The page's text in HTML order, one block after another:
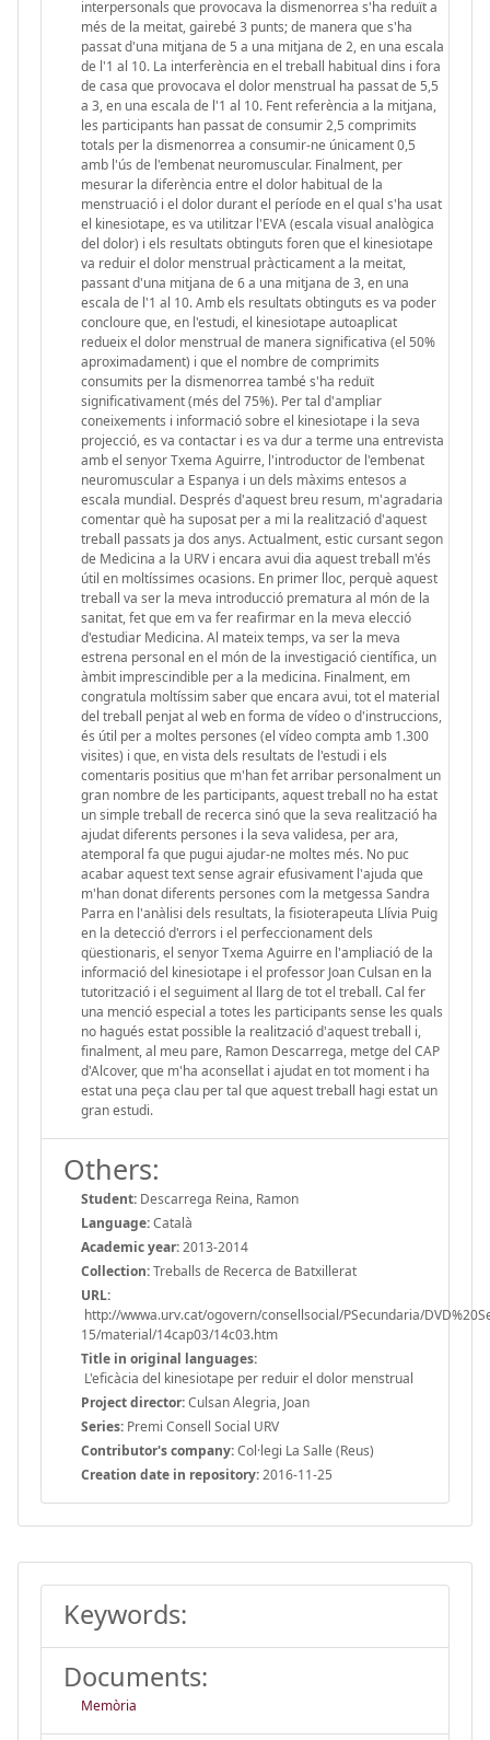
interpersonals que provocava la dismenorrea s'ha reduït a
més de la meitat, gairebé 3 punts; de manera que s'ha
passat d'una mitjana de 5 a una mitjana de 2, en una escala
de l'1 al 10. La interferència en el treball habitual dins i fora
de casa que provocava el dolor menstrual ha passat de 5,5
a 3, en una escala de l'1 al 10. Fent referència a la mitjana,
les participants han passat de consumir 2,5 comprimits
totals per la dismenorrea a consumir-ne únicament 0,5
amb l'ús de l'embenat neuromuscular. Finalment, per
mesurar la diferència entre el dolor habitual de la
menstruació i el dolor durant el període en el qual s'ha usat
el kinesiotape, es va utilitzar l'EVA (escala visual analògica
del dolor) i els resultats obtinguts foren que el kinesiotape
va reduir el dolor menstrual pràcticament a la meitat,
passant d'una mitjana de 6 a una mitjana de 3, en una
escala de l'1 al 10. Amb els resultats obtinguts es va poder
concloure que, en l'estudi, el kinesiotape autoaplicat
redueix el dolor menstrual de manera significativa (el 50%
aproximadament) i que el nombre de comprimits
consumits per la dismenorrea també s'ha reduït
significativament (més del 75%). Per tal d'ampliar
coneixements i informació sobre el kinesiotape i la seva
projecció, es va contactar i es va dur a terme una entrevista
amb el senyor Txema Aguirre, l'introductor de l'embenat
neuromuscular a Espanya i un dels màxims entesos a
escala mundial. Després d'aquest breu resum, m'agradaria
comentar què ha suposat per a mi la realització d'aquest
treball passats ja dos anys. Actualment, estic cursant segon
de Medicina a la URV i encara avui dia aquest treball m'és
útil en moltíssimes ocasions. En primer lloc, perquè aquest
treball va ser la meva introducció prematura al món de la
sanitat, fet que em va fer reafirmar en la meva elecció
d'estudiar Medicina. Al mateix temps, va ser la meva
estrena personal en el món de la investigació científica, un
àmbit imprescindible per a la medicina. Finalment, em
congratula moltíssim saber que encara avui, tot el material
del treball penjat al web en forma de vídeo o d'instruccions,
és útil per a moltes persones (el vídeo compta amb 1.300
visites) i que, en vista dels resultats de l'estudi i els
comentaris positius que m'han fet arribar personalment un
gran nombre de les participants, aquest treball no ha estat
un simple treball de recerca sinó que la seva realització ha
ajudat diferents persones i la seva validesa, per ara,
atemporal fa que pugui ajudar-ne moltes més. No puc
acabar aquest text sense agrair efusivament l'ajuda que
m'han donat diferents persones com la metgessa Sandra
Parra en l'anàlisi dels resultats, la fisioterapeuta Llívia Puig
en la detecció d'errors i el perfeccionament dels
qüestionaris, el senyor Txema Aguirre en l'ampliació de la
informació del kinesiotape i el professor Joan Culsan en la
tutorització i el seguiment al llarg de tot el treball. Cal fer
una menció especial a totes les participants sense les quals
no hagués estat possible la realització d'aquest treball i,
finalment, al meu pare, Ramon Descarrega, metge del CAP
d'Alcover, que m'ha aconsellat i ajudat en tot moment i ha
estat una peça clau per tal que aquest treball hagi estat un
gran estudi.
Others:
Student: Descarrega Reina, Ramon
Language:Català
Academic year:2013-2014
Collection:Treballs de Recerca de Batxillerat
URL:
http://wwwa.urv.cat/ogovern/consellsocial/PSecundaria/
15/material/14cap03/14c03.htm
Title in original languages:
L'eficàcia del kinesiotape per reduir el dolor menstrual
Project director:Culsan Alegria, Joan
Series: Premi Consell Social URV
Contributor's company:Col·legi La Salle (Reus)
Creation date in repository:2016-11-25
Keywords:
Documents:
Memòria